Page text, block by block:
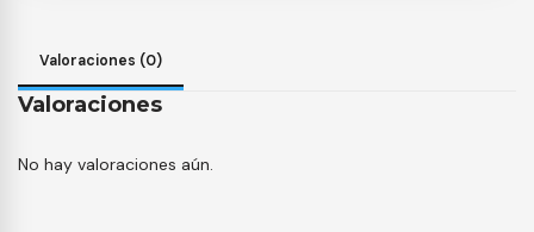
Valoraciones (0)
Valoraciones
No hay valoraciones aún.